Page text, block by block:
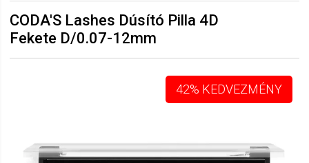
CODA'S Lashes Dúsító Pilla 4D
Fekete D/0.07-12mm
42% KEDVEZMÉNY